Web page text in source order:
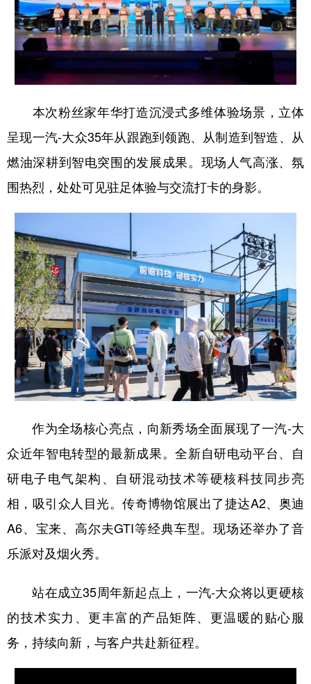
本次粉丝家年华打造沉浸式多维体验场景，立体
呈现一汽-大众35年从跟跑到领跑、从制造到智造、从
燃油深耕到智电突围的发展成果。现场人气高涨、氛
围热烈，处处可见驻足体验与交流打卡的身影。
作为全场核心亮点，向新秀场全面展现了一汽-大
众近年智电转型的最新成果。全新自研电动平台、自
研电子电气架构、自研混动技术等硬核科技同步亮
相，吸引众人目光。传奇博物馆展出了捷达A2、奥迪
A6、宝来、高尔夫GTI等经典车型。现场还举办了音
乐派对及烟火秀。
站在成立35周年新起点上，一汽-大众将以更硬核
的技术实力、更丰富的产品矩阵、更温暖的贴心服
务，持续向新，与客户共赴新征程。